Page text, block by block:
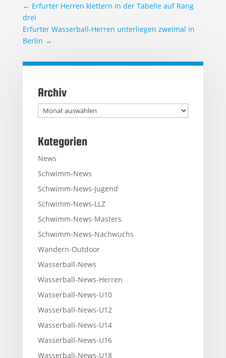
← Erfurter Herren klettern in der Tabelle auf Rang
drei
Erfurter Wasserball-Herren unterliegen zweimal in
Berlin →
Archiv
Archiv
Kategorien
News
Schwimm-News
Schwimm-News-Jugend
Schwimm-News-LLZ
Schwimm-News-Masters
Schwimm-News-Nachwuchs
Wandern-Outdoor
Wasserball-News
Wasserball-News-Herren
Wasserball-News-U10
Wasserball-News-U12
Wasserball-News-U14
Wasserball-News-U16
Wasserball-News-U18